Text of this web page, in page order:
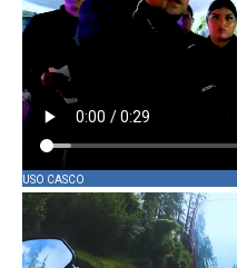
USO CASCO